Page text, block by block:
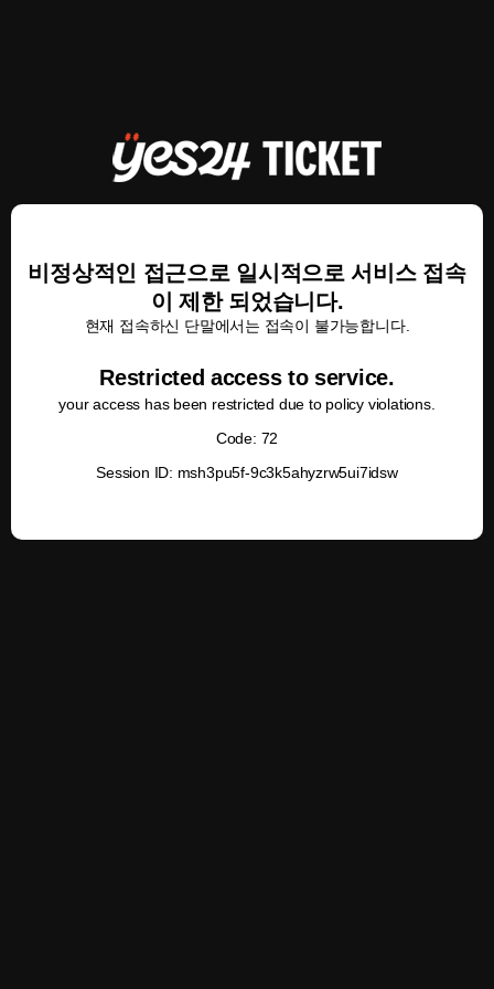
비정상적인 접근으로 일시적으로 서비스 접속
이 제한 되었습니다.
현재 접속하신 단말에서는 접속이 불가능합니다.
Restricted access to service.
your access has been restricted due to policy violations.
Code: 72
Session ID: msh3pu5f-9c3k5ahyzrw5ui7idsw